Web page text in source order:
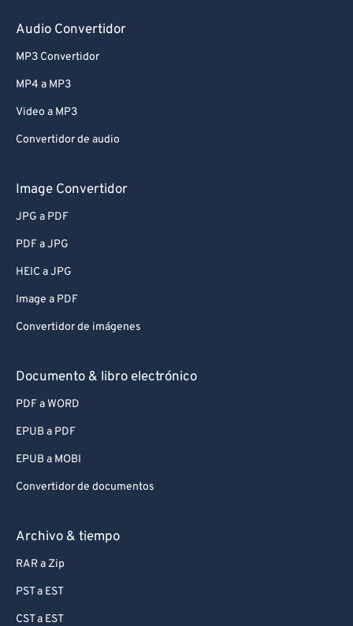
Audio Convertidor
MP3 Convertidor
MP4 a MP3
Video a MP3
Convertidor de audio
Image Convertidor
JPG a PDF
PDF a JPG
HEIC a JPG
Image a PDF
Convertidor de imágenes
Documento & libro electrónico
PDF a WORD
EPUB a PDF
EPUB a MOBI
Convertidor de documentos
Archivo & tiempo
RAR a Zip
PST a EST
CST a EST